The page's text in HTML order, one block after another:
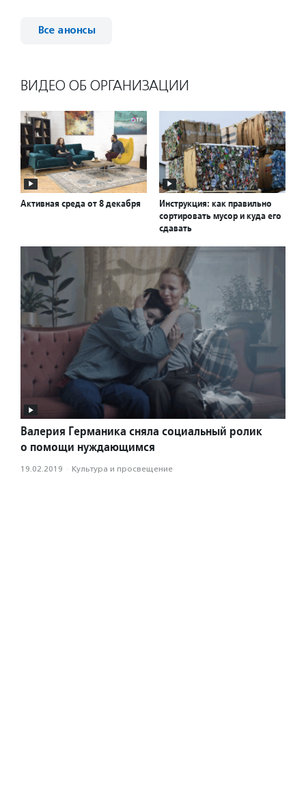
Все анонсы
ВИДЕО ОБ ОРГАНИЗАЦИИ
Активная среда от 8 декабря
Инструкция: как правильно
сортировать мусор и куда его
сдавать
Валерия Германика сняла социальный ролик
о помощи нуждающимся
19.02.2019 · Культура и просвещение